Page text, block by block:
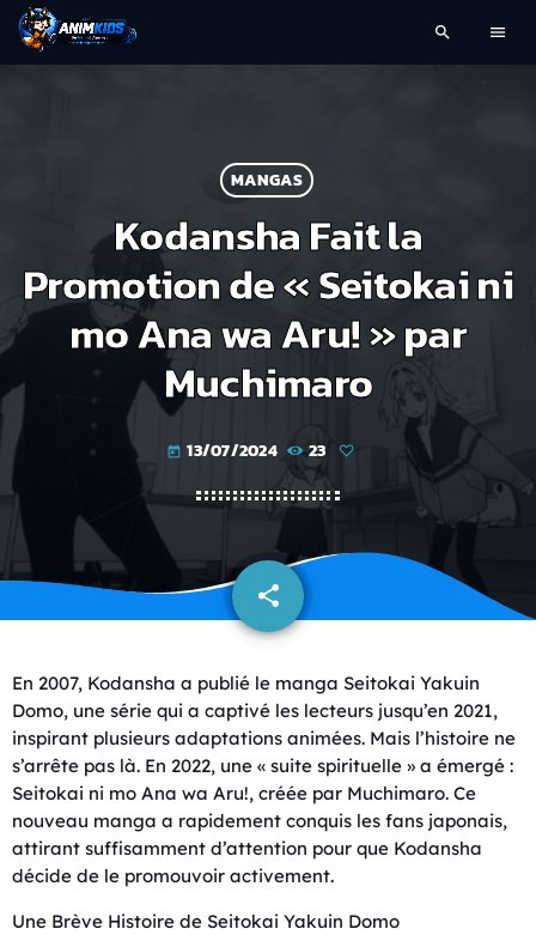
search menu
MANGAS
Kodansha Fait la
Promotion de « Seitokai ni
mo Ana wa Aru! » par
Muchimaro
today 13/07/2024 23
share
email
En 2007, Kodansha a publié le manga Seitokai Yakuin
Domo, une série qui a captivé les lecteurs jusqu’en 2021,
inspirant plusieurs adaptations animées. Mais l’histoire ne
s’arrête pas là. En 2022, une « suite spirituelle » a émergé :
Seitokai ni mo Ana wa Aru!, créée par Muchimaro. Ce
nouveau manga a rapidement conquis les fans japonais,
attirant suffisamment d’attention pour que Kodansha
décide de le promouvoir activement.
Une Brève Histoire de Seitokai Yakuin Domo